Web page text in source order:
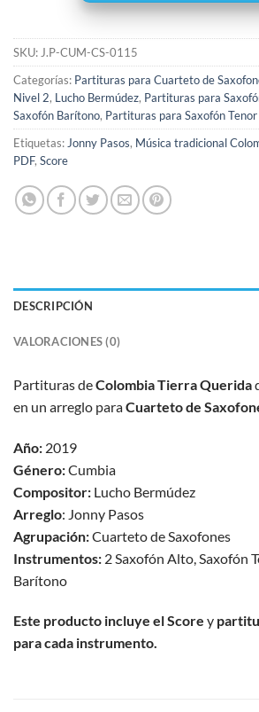
SKU: J.P-CUM-CS-0115
Categorías: Partituras para Cuarteto de
Nivel 2, Lucho Bermúdez, Partituras para
Saxofón Barítono, Partituras para Saxofón Tenor
Etiquetas: Jonny Pasos, Música tradicional
PDF, Score
DESCRIPCIÓN
VALORACIONES (0)
Partituras deColombia Tierra Querida
en un arreglo paraCuarteto de
Año: 2019
Género:Cumbia
Compositor: Lucho Bermúdez
Arreglo: Jonny Pasos
Agrupación:Cuarteto de Saxofones
Instrumentos: 2 Saxofón Alto, Saxofón
Barítono
Este producto incluye el Score y
para cada instrumento.